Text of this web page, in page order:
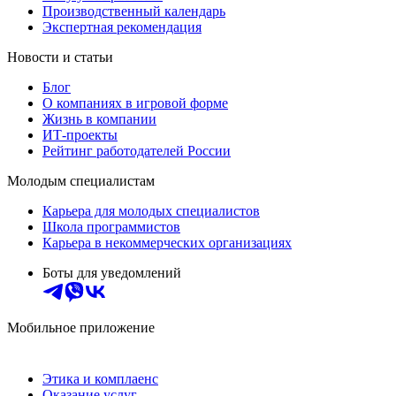
Производственный календарь
Экспертная рекомендация
Новости и статьи
Блог
О компаниях в игровой форме
Жизнь в компании
ИТ-проекты
Рейтинг работодателей России
Молодым специалистам
Карьера для молодых специалистов
Школа программистов
Карьера в некоммерческих организациях
Боты для уведомлений
Мобильное приложение
Этика и комплаенс